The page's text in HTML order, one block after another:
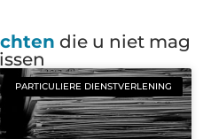
die u niet mag
PARTICULIERE DIENSTVERLENING